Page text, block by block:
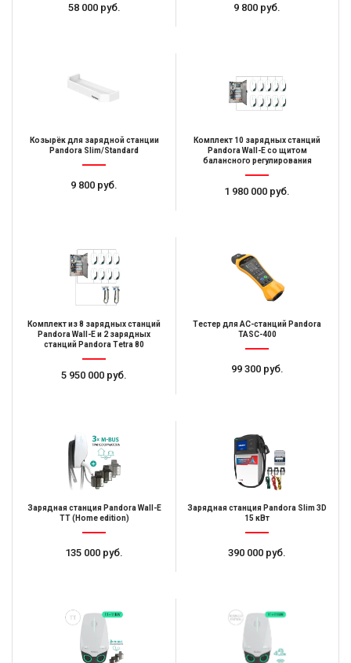
58 000 руб. 9 800 руб.
Козырёк для зарядной станции
Pandora Slim/Standard
9 800 руб.
Комплект 10 зарядных станций
Pandora Wall-E со щитом
балансного регулирования
1 980 000 руб.
Комплект из 8 зарядных станций
Pandora Wall-E и 2 зарядных
станций Pandora Tetra 80
5 950 000 руб.
Тестер для AC-станций Pandora
TASC-400
99 300 руб.
Зарядная станция Pandora Wall-E
TT (Home edition)
135 000 руб.
Зарядная станция Pandora Slim 3D
15 кВт
390 000 руб.